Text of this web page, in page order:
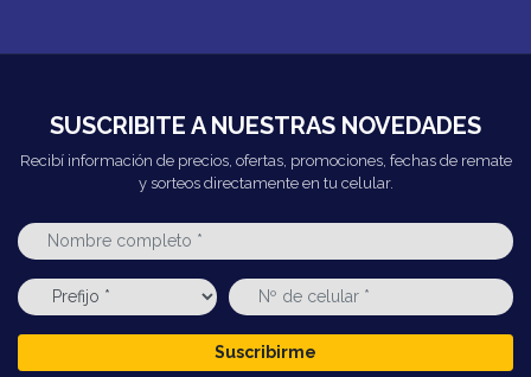
SUSCRIBITE A NUESTRAS NOVEDADES
Recibí información de precios, ofertas, promociones, fechas de remate
y sorteos directamente en tu celular.
Suscribirme